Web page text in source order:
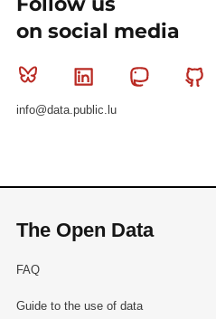
on social media
Bluesky Linkedin
info@data.public.lu
The Open Data
FAQ
Guide to the use of data